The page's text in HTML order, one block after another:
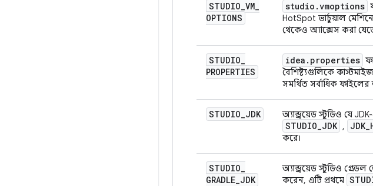
STUDIO_VM_
OPTIONS
studio .vmoptions
HotSpot ভার্চুয়াল
থেকেও অ্যাক্সেস করা
STUDIO_
PROPERTIES
idea . properties
বৈশিষ্ট্যগুলিকে
সমর্থিত সর্বাধিক
STUDIO_JDK অ্যান্ড্রয়েড স্টুডিও যে
STUDIO_JDK , JDK_
করে৷
STUDIO_
GRADLE_JDK
অ্যান্ড্রয়েড স্টুডিও
করেন, এটি প্রথমে